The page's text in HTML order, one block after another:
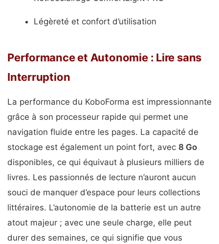
Légèreté et confort d’utilisation
Performance et Autonomie : Lire sans
Interruption
La performance du KoboForma est impressionnante
grâce à son processeur rapide qui permet une
navigation fluide entre les pages. La capacité de
stockage est également un point fort, avec 8 Go
disponibles, ce qui équivaut à plusieurs milliers de
livres. Les passionnés de lecture n’auront aucun
souci de manquer d’espace pour leurs collections
littéraires. L’autonomie de la batterie est un autre
atout majeur ; avec une seule charge, elle peut
durer des semaines, ce qui signifie que vous